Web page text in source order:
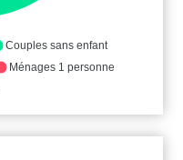
Couples sans enfant
Ménages 1 personne